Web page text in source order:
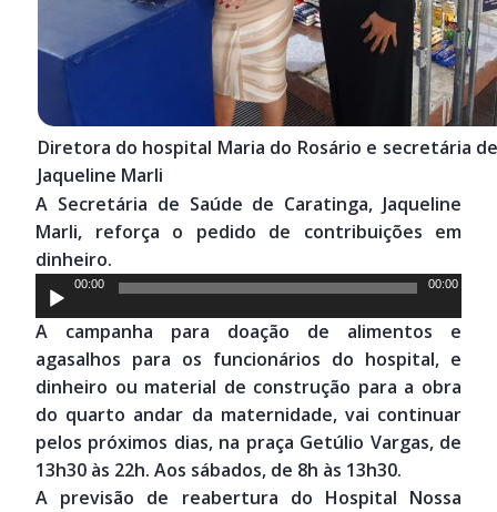
Diretora do hospital Maria do Rosário e secretária
Jaqueline Marli
A Secretária de Saúde de Caratinga, Jaqueline
Marli, reforça o pedido de contribuições em
dinheiro.
Tocador
de
áudio
00:00 00:00
A campanha para doação de alimentos e
agasalhos para os funcionários do hospital, e
dinheiro ou material de construção para a obra
do quarto andar da maternidade, vai continuar
pelos próximos dias, na praça Getúlio Vargas, de
13h30 às 22h. Aos sábados, de 8h às 13h30.
A previsão de reabertura do Hospital Nossa